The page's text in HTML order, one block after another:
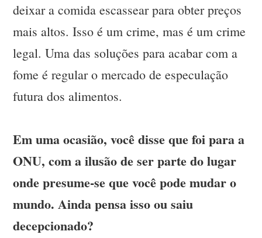
deixar a comida escassear para obter preços
mais altos. Isso é um crime, mas é um crime
legal. Uma das soluções para acabar com a
fome é regular o mercado de especulação
futura dos alimentos.
Em uma ocasião, você disse que foi para a
ONU, com a ilusão de ser parte do lugar
onde presume-se que você pode mudar o
mundo. Ainda pensa isso ou saiu
decepcionado?